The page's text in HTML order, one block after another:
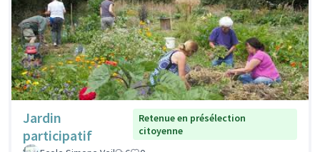
Jardin
participatif
Retenue en présélection
citoyenne